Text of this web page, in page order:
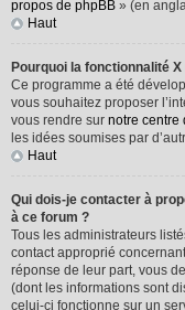
propos de phpBB » (en
Haut
Pourquoi la fonctionnalité
Ce programme a été
vous souhaitez proposer
vous rendre sur notre centre
les idées soumises par
Haut
Qui dois-je contacter à
à ce forum ?
Tous les administrateurs
contact approprié
réponse de leur part, vous
(dont les informations sont
celui-ci fonctionne sur un